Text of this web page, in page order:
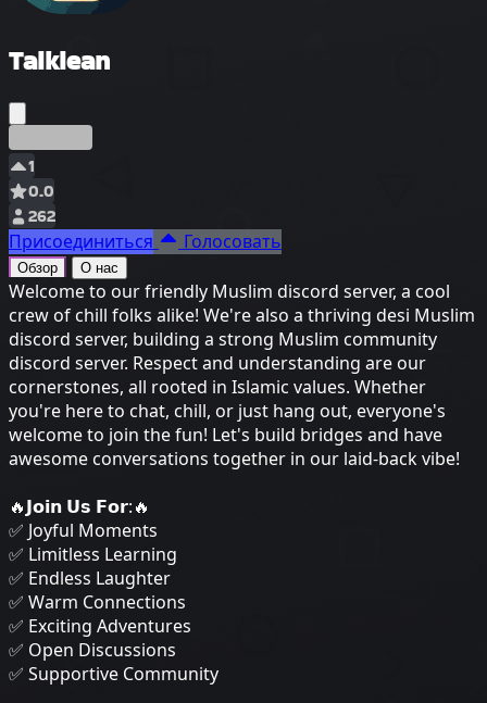
Talklean
1
0.0
262
Присоединиться
Голосовать
Обзор О нас
Welcome to our friendly Muslim discord server, a cool
crew of chill folks alike! We're also a thriving desi Muslim
discord server, building a strong Muslim community
discord server. Respect and understanding are our
cornerstones, all rooted in Islamic values. Whether
you're here to chat, chill, or just hang out, everyone's
welcome to join the fun! Let's build bridges and have
awesome conversations together in our laid-back vibe!
🔥𝗝𝗼𝗶𝗻 𝗨𝘀 𝗙𝗼𝗿:🔥
✅ Joyful Moments
✅ Limitless Learning
✅ Endless Laughter
✅ Warm Connections
✅ Exciting Adventures
✅ Open Discussions
✅ Supportive Community